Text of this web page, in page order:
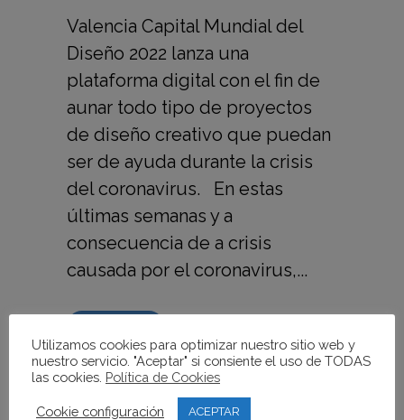
Valencia Capital Mundial del
Diseño 2022 lanza una
plataforma digital con el fin de
aunar todo tipo de proyectos
de diseño creativo que puedan
ser de ayuda durante la crisis
del coronavirus. En estas
últimas semanas y a
consecuencia de a crisis
causada por el coronavirus,...
Utilizamos cookies para optimizar nuestro sitio web y
nuestro servicio. "Aceptar" si consiente el uso de TODAS
las cookies. Política de Cookies
Cookie configuración ACEPTAR